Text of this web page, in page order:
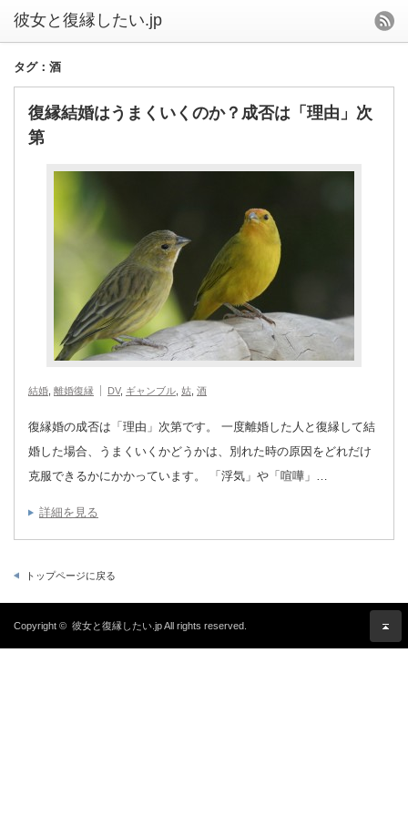
タグ：酒
復縁結婚はうまくいくのか？成否は「理由」次
第
結婚, 離婚復縁 DV, ギャンブル, 姑, 酒
復縁婚の成否は「理由」次第です。 一度離婚した人と復縁して結
婚した場合、うまくいくかどうかは、別れた時の原因をどれだけ
克服できるかにかかっています。 「浮気」や「喧嘩」…
詳細を見る
トップページに戻る
Copyright © 彼女と復縁したい.jpAll rights reserved.